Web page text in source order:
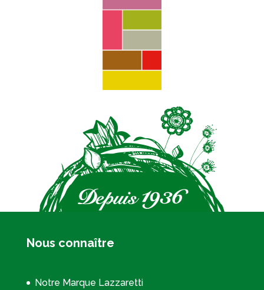
Nous connaître
Notre Marque Lazzaretti